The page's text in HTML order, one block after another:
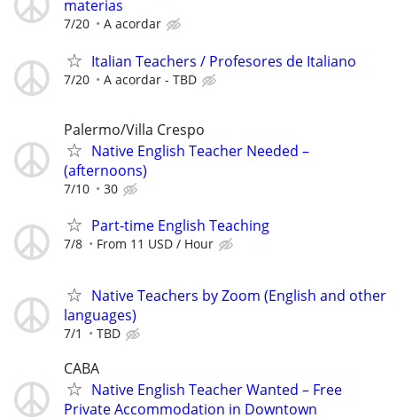
materias
7/20 A acordar
Italian Teachers / Profesores de Italiano
7/20 A acordar - TBD
Palermo/Villa Crespo
Native English Teacher Needed –
(afternoons)
7/10 30
Part-time English Teaching
7/8 From 11 USD / Hour
Native Teachers by Zoom (English and other
languages)
7/1 TBD
CABA
Native English Teacher Wanted – Free
Private Accommodation in Downtown